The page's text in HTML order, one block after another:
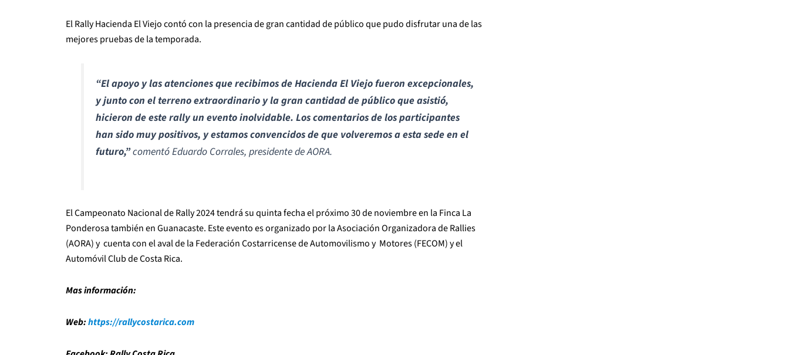
El Rally Hacienda El Viejo contó con la presencia de gran cantidad de público que pudo disfrutar una de las
mejores pruebas de la temporada.
“El apoyo y las atenciones que recibimos de Hacienda El Viejo fueron excepcionales,
y junto con el terreno extraordinario y la gran cantidad de público que asistió,
hicieron de este rally un evento inolvidable. Los comentarios de los participantes
han sido muy positivos, y estamos convencidos de que volveremos a esta sede en el
futuro,”comentó Eduardo Corrales, presidente de AORA.
El Campeonato Nacional de Rally 2024 tendrá su quinta fecha el próximo 30 de noviembre en la Finca La
Ponderosa también en Guanacaste. Este evento es organizado por la Asociación Organizadora de Rallies
(AORA) y cuenta con el aval de la Federación Costarricense de Automovilismo y Motores (FECOM) y el
Automóvil Club de Costa Rica.
Mas información:
Web:https://rallycostarica.com